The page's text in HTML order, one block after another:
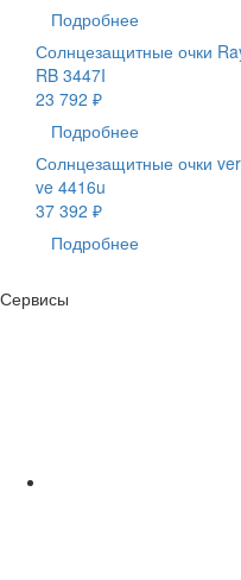
Подробнее
Солнцезащитные очки
RB 3447I
23 792 ₽
Подробнее
Солнцезащитные очки
ve 4416u
37 392 ₽
Подробнее
Сервисы